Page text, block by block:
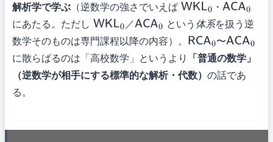
解析学で学ぶ （逆数学の強さでいえば WKL0 ・ ACA0
にあたる。ただし WKL0 ／ACA0 という 体系を扱う逆
数学そのものは専門課程以降の内容）。 RCA0 〜ACA0
に散らばるのは「高校数学」というより
「普通の数学」
（逆数学が相手にする標準的な解析・代数） の話であ
る。